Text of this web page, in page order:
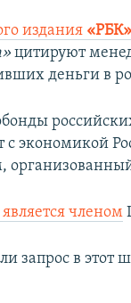
издания «РБК»
цитируют
деньги в
с экономикой
членом
запрос в этот